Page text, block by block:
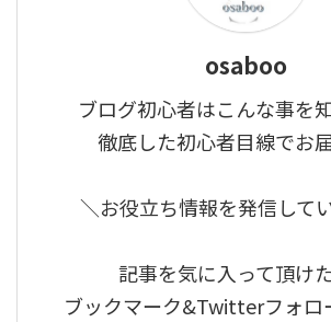
osaboo
ブログ初心者はこんな事を
徹底した初心者目線でお
＼お役立ち情報を発信して
記事を気に入って頂け
ブックマーク&Twitterフォ